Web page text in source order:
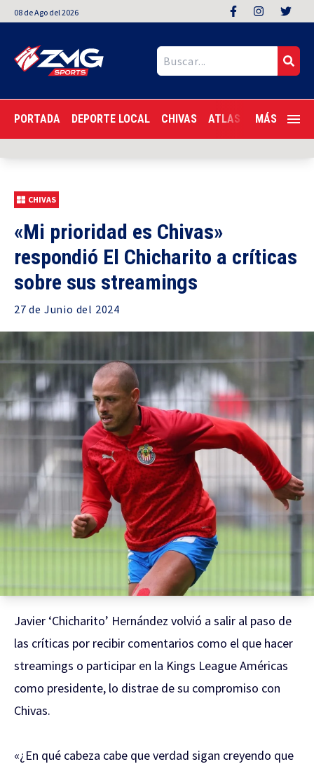
08 deAgo del 2026
PORTADA DEPORTE LOCAL CHIVAS ATLAS LIGA MX
MÁS
CHIVAS
«Mi prioridad es Chivas»
respondió El Chicharito a críticas
sobre sus streamings
27 de Junio del 2024
Javier ‘Chicharito’ Hernández volvió a salir al paso de
las críticas por recibir comentarios como el que hacer
streamings o participar en la Kings League Américas
como presidente, lo distrae de su compromiso con
Chivas.
«¿En qué cabeza cabe que verdad sigan creyendo que